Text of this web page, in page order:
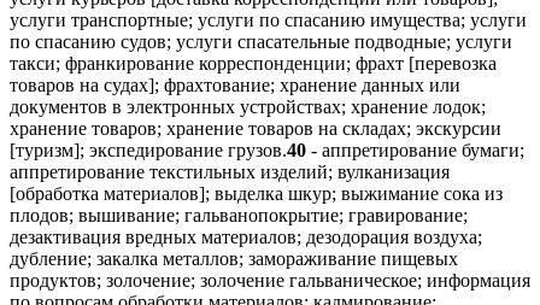
услуги транспортные; услуги по спасанию имущества; услуги
по спасанию судов; услуги спасательные подводные; услуги
такси; франкирование корреспонденции; фрахт [перевозка
товаров на судах]; фрахтование; хранение данных или
документов в электронных устройствах; хранение лодок;
хранение товаров; хранение товаров на складах; экскурсии
[туризм]; экспедирование грузов.40 - аппретирование бумаги;
аппретирование текстильных изделий; вулканизация
[обработка материалов]; выделка шкур; выжимание сока из
плодов; вышивание; гальванопокрытие; гравирование;
дезактивация вредных материалов; дезодорация воздуха;
дубление; закалка металлов; замораживание пищевых
продуктов; золочение; золочение гальваническое; информация